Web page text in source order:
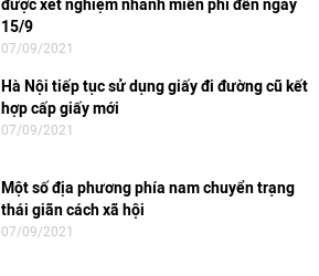
được xét nghiệm nhanh miễn phí đến ngày
15/9
07/09/2021
Hà Nội tiếp tục sử dụng giấy đi đường cũ kết
hợp cấp giấy mới
07/09/2021
Một số địa phương phía nam chuyển trạng
thái giãn cách xã hội
07/09/2021